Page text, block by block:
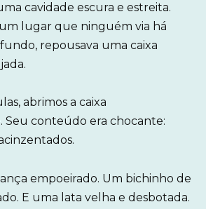
cavidade escura e estreita.
lugar que ninguém via há
repousava uma caixa
abrimos a caixa
Seu conteúdo era chocante:
empoeirado. Um bichinho de
E uma lata velha e desbotada.